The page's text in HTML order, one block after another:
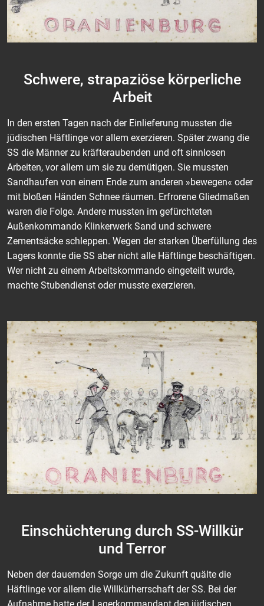
Schwere, strapaziöse körperliche
Arbeit
In den ersten Tagen nach der Einlieferung mussten die
jüdischen Häftlinge vor allem exerzieren. Später zwang die
SS die Männer zu kräfteraubenden und oft sinnlosen
Arbeiten, vor allem um sie zu demütigen. Sie mussten
Sandhaufen von einem Ende zum anderen »bewegen« oder
mit bloßen Händen Schnee räumen. Erfrorene Gliedmaßen
waren die Folge. Andere mussten im gefürchteten
Außenkommando Klinkerwerk Sand und schwere
Zementsäcke schleppen. Wegen der starken Überfüllung des
Lagers konnte die SS aber nicht alle Häftlinge beschäftigen.
Wer nicht zu einem Arbeitskommando eingeteilt wurde,
machte Stubendienst oder musste exerzieren.
Einschüchterung durch SS-Willkür
und Terror
Neben der dauernden Sorge um die Zukunft quälte die
Häftlinge vor allem die Willkürherrschaft der SS. Bei der